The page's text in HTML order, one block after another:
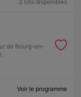
3 lots disponibles
de Bourg-en-
Voir le programme